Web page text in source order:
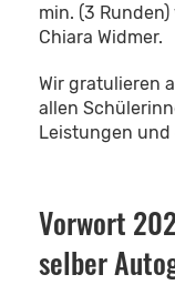
min. (3
Chiara Widmer.
Wir gratulieren
allen
Leistungen und
Vorwort
selber